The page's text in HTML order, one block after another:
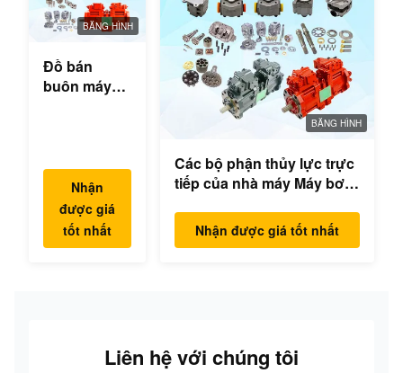
BĂNG HÌNH
Đồ bán
buôn máy
phận động
cơ swing
cho Hyundai
Yanmar
Komatsu
Nhận
được giá
tốt nhất
BĂNG HÌNH
Các bộ phận thủy lực trực
tiếp của nhà máy Máy bơm
Mô hình động cơ
PC/EX/EC/DH/DX/CAAT/SH
Nhận được giá tốt nhất
Liên hệ với chúng tôi